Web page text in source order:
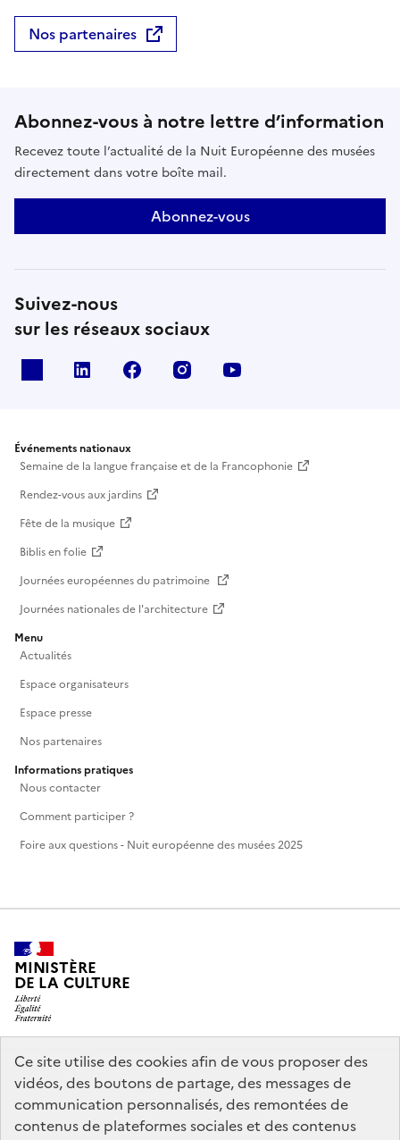
Ce site utilise des cookies afin de vous proposer des
vidéos, des boutons de partage, des messages de
communication personnalisés, des remontées de
contenus de plateformes sociales et des contenus
Nos partenaires
Abonnez-vous à notre lettre d’information
Recevez toute l’actualité de la Nuit Européenne des musées
directement dans votre boîte mail.
Abonnez-vous
Suivez-nous
sur les réseaux sociaux
Linkedin Facebook Instagram
Événements nationaux
Semaine de la langue française et de la Francophonie
Rendez-vous aux jardins
Fête de la musique
Biblis en folie
Journées européennes du patrimoine
Journées nationales de l'architecture
Menu
Actualités
Espace organisateurs
Espace presse
Nos partenaires
Informations pratiques
Nous contacter
Comment participer ?
Foire aux questions - Nuit européenne des musées 2025
MINISTÈRE
DE LA CULTURE
legifrance.gouv.fr
info.gouv.fr
service-public.gouv.fr
data.gouv.fr